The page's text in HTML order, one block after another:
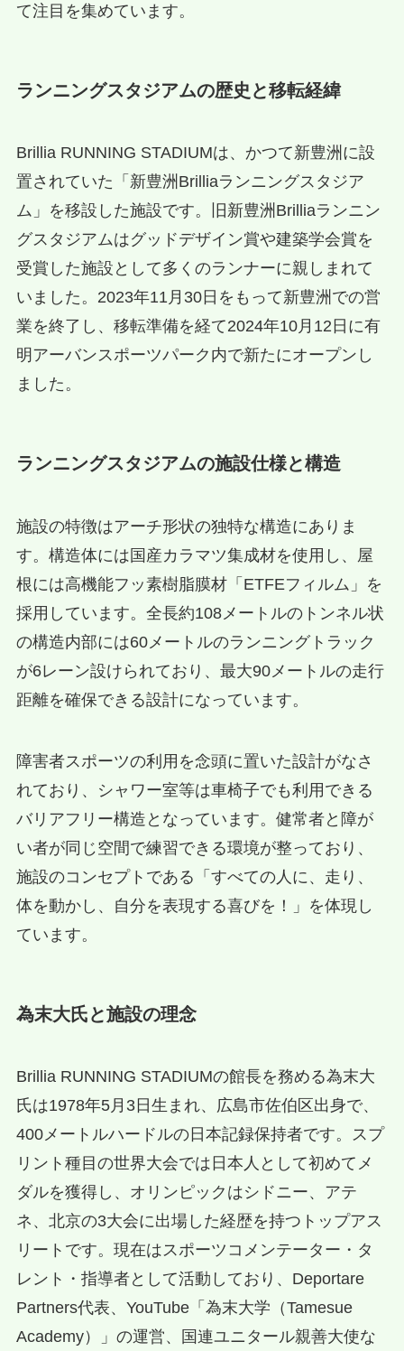
て注目を集めています。
ランニングスタジアムの歴史と移転経緯
Brillia RUNNING STADIUMは、かつて新豊洲に設
置されていた「新豊洲Brilliaランニングスタジア
ム」を移設した施設です。旧新豊洲Brilliaランニン
グスタジアムはグッドデザイン賞や建築学会賞を
受賞した施設として多くのランナーに親しまれて
いました。2023年11月30日をもって新豊洲での営
業を終了し、移転準備を経て2024年10月12日に有
明アーバンスポーツパーク内で新たにオープンし
ました。
ランニングスタジアムの施設仕様と構造
施設の特徴はアーチ形状の独特な構造にありま
す。構造体には国産カラマツ集成材を使用し、屋
根には高機能フッ素樹脂膜材「ETFEフィルム」を
採用しています。全長約108メートルのトンネル状
の構造内部には60メートルのランニングトラック
が6レーン設けられており、最大90メートルの走行
距離を確保できる設計になっています。
障害者スポーツの利用を念頭に置いた設計がなさ
れており、シャワー室等は車椅子でも利用できる
バリアフリー構造となっています。健常者と障が
い者が同じ空間で練習できる環境が整っており、
施設のコンセプトである「すべての人に、走り、
体を動かし、自分を表現する喜びを！」を体現し
ています。
為末大氏と施設の理念
Brillia RUNNING STADIUMの館長を務める為末大
氏は1978年5月3日生まれ、広島市佐伯区出身で、
400メートルハードルの日本記録保持者です。スプ
リント種目の世界大会では日本人として初めてメ
ダルを獲得し、オリンピックはシドニー、アテ
ネ、北京の3大会に出場した経歴を持つトップアス
リートです。現在はスポーツコメンテーター・タ
レント・指導者として活動しており、Deportare
Partners代表、YouTube「為末大学（Tamesue
Academy）」の運営、国連ユニタール親善大使な